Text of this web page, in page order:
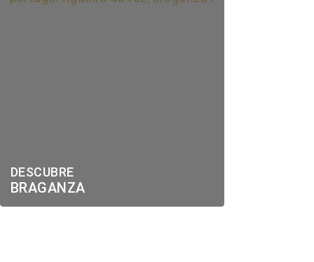
DESCUBRE
BRAGANZA